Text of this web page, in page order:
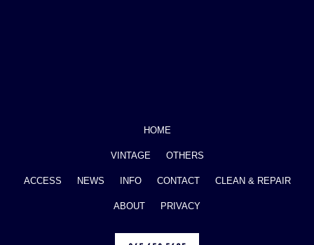
HOME
VINTAGE OTHERS
ACCESS NEWS INFO CONTACT CLEAN & REPAIR
ABOUT PRIVACY